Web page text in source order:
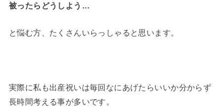
被ったらどうしよう…
と悩む方、たくさんいらっしゃると思います。
実際に私も出産祝いは毎回なにあげたらいいか分からず
長時間考える事が多いです。